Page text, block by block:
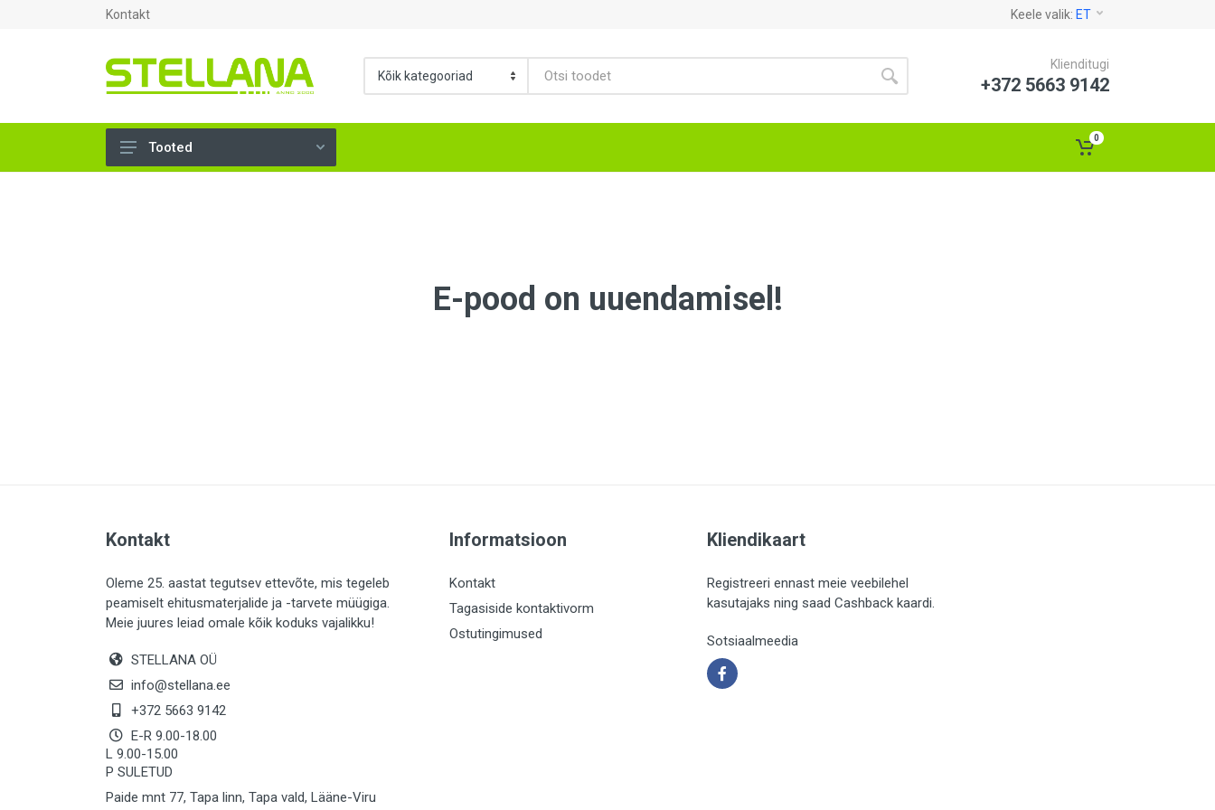
Kontakt Keele valik: ET
Klienditugi
+372 5663 9142
LIISTUD (184)
KIVID (31)
KATTED (134)
MAALRITARBED (1029)
SOOJUSTUS (15)
KEEMIA (221)
TÖÖRIIDED (117)
SAUN (8)
Tooted
0
E-pood on uuendamisel!
Kontakt
Oleme 25. aastat tegutsev ettevõte, mis tegeleb
peamiselt ehitusmaterjalide ja -tarvete müügiga.
Meie juures leiad omale kõik koduks vajalikku!
STELLANA OÜ
info@stellana.ee
+372 5663 9142
E-R 9.00-18.00
L 9.00-15.00
P SULETUD
Paide mnt 77, Tapa linn, Tapa vald, Lääne-Viru
Informatsioon
Kontakt
Tagasiside kontaktivorm
Ostutingimused
Kliendikaart
Registreeri ennast meie veebilehel
kasutajaks ning saad Cashback kaardi.
Sotsiaalmeedia